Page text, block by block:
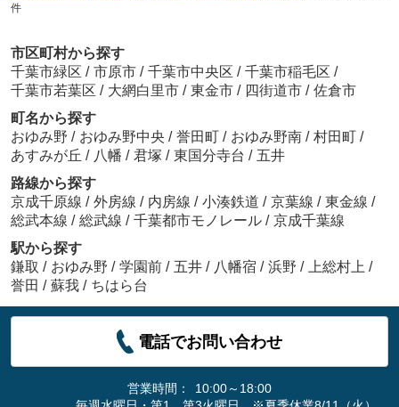
件
市区町村から探す
千葉市緑区 / 市原市 / 千葉市中央区 / 千葉市稲毛区 /
千葉市若葉区 / 大網白里市 / 東金市 / 四街道市 / 佐倉市
町名から探す
おゆみ野 / おゆみ野中央 / 誉田町 / おゆみ野南 / 村田町 /
あすみが丘 / 八幡 / 君塚 / 東国分寺台 / 五井
路線から探す
京成千原線 / 外房線 / 内房線 / 小湊鉄道 / 京葉線 / 東金線 /
総武本線 / 総武線 / 千葉都市モノレール / 京成千葉線
駅から探す
鎌取 / おゆみ野 / 学園前 / 五井 / 八幡宿 / 浜野 / 上総村上 /
誉田 / 蘇我 / ちはら台
電話でお問い合わせ
営業時間：
10:00～18:00